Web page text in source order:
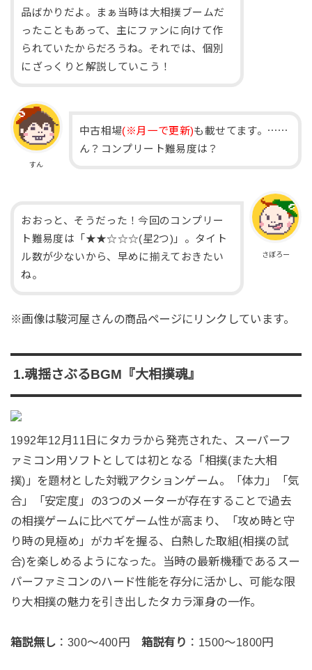
品ばかりだよ。まぁ当時は大相撲ブームだ
ったこともあって、主にファンに向けて作
られていたからだろうね。それでは、個別
にざっくりと解説していこう！
すん
中古相場(※月一で更新)も載せてます。⋯⋯
ん？コンプリート難易度は？
さぼろー
おおっと、そうだった！今回のコンプリー
ト難易度は「★★☆☆☆(星2つ)」。タイト
ル数が少ないから、早めに揃えておきたい
ね。
※画像は駿河屋さんの商品ページにリンクしています。
1.魂揺さぶるBGM『大相撲魂』
1992年12月11日にタカラから発売された、スーパーフ
ァミコン用ソフトとしては初となる「相撲(また大相
撲)」を題材とした対戦アクションゲーム。「体力」「気
合」「安定度」の3つのメーターが存在することで過去
の相撲ゲームに比べてゲーム性が高まり、「攻め時と守
り時の見極め」がカギを握る、白熱した取組(相撲の試
合)を楽しめるようになった。当時の最新機種であるスー
パーファミコンのハード性能を存分に活かし、可能な限
り大相撲の魅力を引き出したタカラ渾身の一作。
箱説無し ：300～400円 箱説有り ：1500～1800円